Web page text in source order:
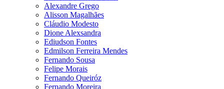
Alexandre Grego
Alisson Magalhães
Cláudio Modesto
Dione Alexsandra
Ediudson Fontes
Edmilson Ferreira Mendes
Fernando Sousa
Felipe Morais
Fernando Queiróz
Fernando Moreira